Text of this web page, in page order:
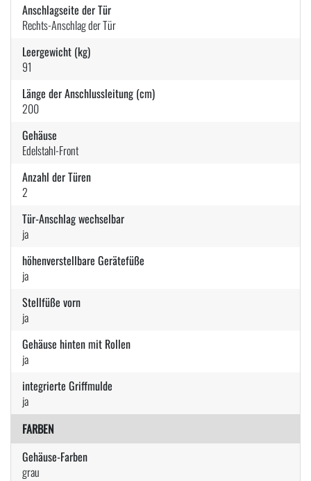
Anschlagseite der Tür
Rechts-Anschlag der Tür
Leergewicht (kg)
91
Länge der Anschlussleitung (cm)
200
Gehäuse
Edelstahl-Front
Anzahl der Türen
2
Tür-Anschlag wechselbar
ja
höhenverstellbare Gerätefüße
ja
Stellfüße vorn
ja
Gehäuse hinten mit Rollen
ja
integrierte Griffmulde
ja
FARBEN
Gehäuse-Farben
grau